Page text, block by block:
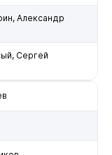
Александр
Сергей